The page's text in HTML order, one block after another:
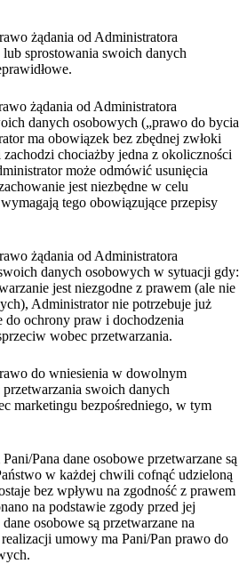
żądania od Administratora
lub sprostowania swoich danych
żądania od Administratora
danych osobowych („prawo do bycia
ma obowiązek bez zbędnej zwłoki
chociażby jedna z okoliczności
może odmówić usunięcia
jest niezbędne w celu
tego obowiązujące przepisy
żądania od Administratora
danych osobowych w sytuacji gdy:
jest niezgodne z prawem (ale nie
Administrator nie potrzebuje już
do ochrony praw i dochodzenia
wobec przetwarzania.
do wniesienia w dowolnym
swoich danych
marketingu bezpośredniego, w tym
Pana dane osobowe przetwarzane są
w każdej chwili cofnąć udzieloną
bez wpływu na zgodność z prawem
na podstawie zgody przed jej
osobowe są przetwarzane na
umowy ma Pani/Pan prawo do